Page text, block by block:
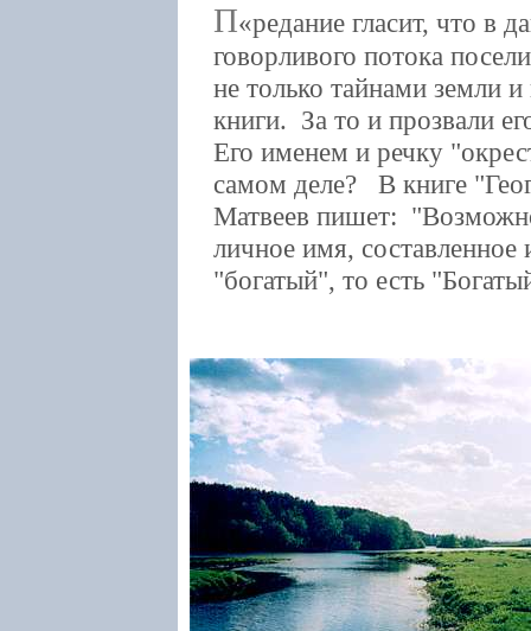
П редание гласит, что в
говорливого потока
не только тайнами земли
книги. За то и прозвали
Его именем и речку
самом деле? В книге
Матвеев пишет:
личное имя,
"богатый", то есть